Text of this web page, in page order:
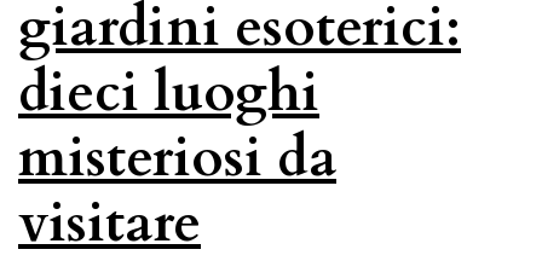
giardini esoterici:
dieci luoghi
misteriosi da
visitare